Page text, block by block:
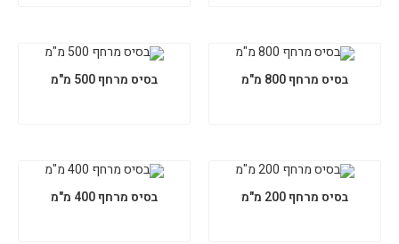
בסיס מרחף 800 מ"מ בסיס מרחף 500 מ"מ
בסיס מרחף 200 מ"מ בסיס מרחף 400 מ"מ